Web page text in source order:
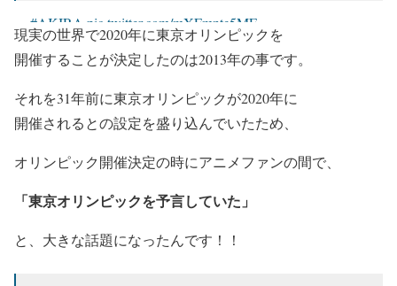
#AKIRA pic.twitter.com/mXFmnte5MF
— ﾚﾝｹﾞ♪ (@reggae_1970)December 15, 2018
現実の世界で2020年に東京オリンピックを
開催することが決定したのは2013年の事です。
それを31年前に東京オリンピックが2020年に
開催されるとの設定を盛り込んでいたため、
オリンピック開催決定の時にアニメファンの間で、
「東京オリンピックを予言していた」
と、大きな話題になったんです！！